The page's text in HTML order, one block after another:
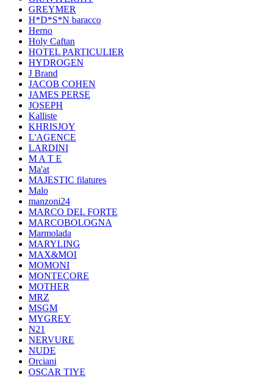
GREYMER
H*D*S*N baracco
Herno
Holy Caftan
HOTEL PARTICULIER
HYDROGEN
J Brand
JACOB COHEN
JAMES PERSE
JOSEPH
Kalliste
KHRISJOY
L'AGENCE
LARDINI
M A T E
Ma'at
MAJESTIC filatures
Malo
manzoni24
MARCO DEL FORTE
MARCOBOLOGNA
Marmolada
MARYLING
MAX&MOI
MOMONI
MONTECORE
MOTHER
MRZ
MSGM
MYGREY
N21
NERVURE
NUDE
Orciani
OSCAR TIYE